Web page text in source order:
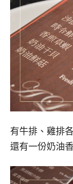
有牛排、雞排
還有一份奶油